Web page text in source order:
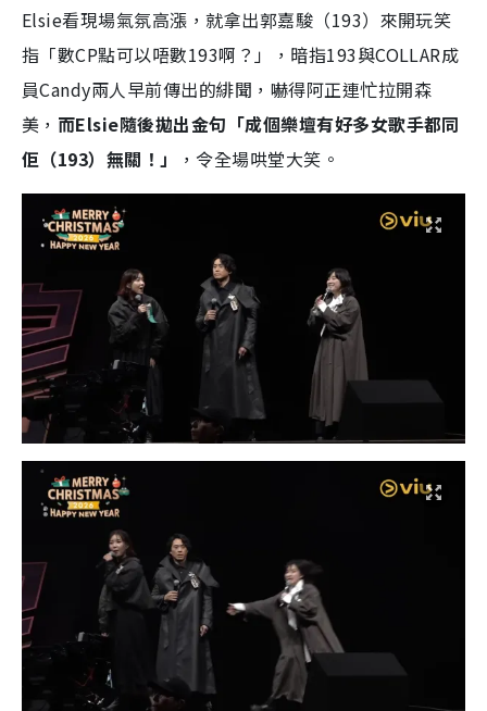
Elsie看現場氣氛高漲，就拿出郭嘉駿（193）來開玩笑
指「數CP點可以唔數193啊？」，暗指193與COLLAR成
員Candy兩人早前傳出的緋聞，嚇得阿正連忙拉開森
美， 而Elsie隨後拋出金句「成個樂壇有好多女歌手都同
佢（193）無關！」
，令全場哄堂大笑。